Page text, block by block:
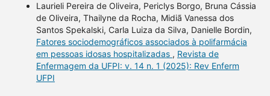
Laurieli Pereira de Oliveira, Periclys Borgo, Bruna Cássia
de Oliveira, Thailyne da Rocha, Midiã Vanessa dos
Santos Spekalski, Carla Luiza da Silva, Danielle Bordin,
Fatores sociodemográficos associados à polifarmácia
em pessoas idosas hospitalizadas , Revista de
Enfermagem da UFPI: v. 14 n. 1 (2025): Rev Enferm
UFPI